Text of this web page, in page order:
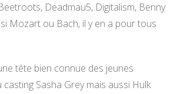
Deadmau5, Digitalism, Benny
Mozart ou Bach, il y en a pour tous
tête bien connue des jeunes
Sasha Grey mais aussi Hulk